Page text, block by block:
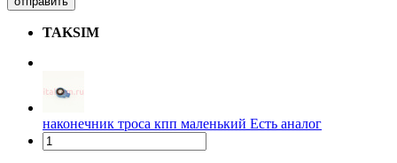
TAKSIM
наконечник троса кпп маленький Есть аналог